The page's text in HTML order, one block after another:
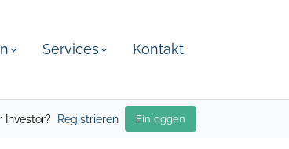
Services Kontakt
Investor? Registrieren Einloggen